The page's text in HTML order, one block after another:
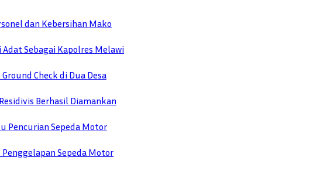
dan Kebersihan Mako
Sebagai Kapolres Melawi
Check di Dua Desa
Berhasil Diamankan
Pencurian Sepeda Motor
Sepeda Motor